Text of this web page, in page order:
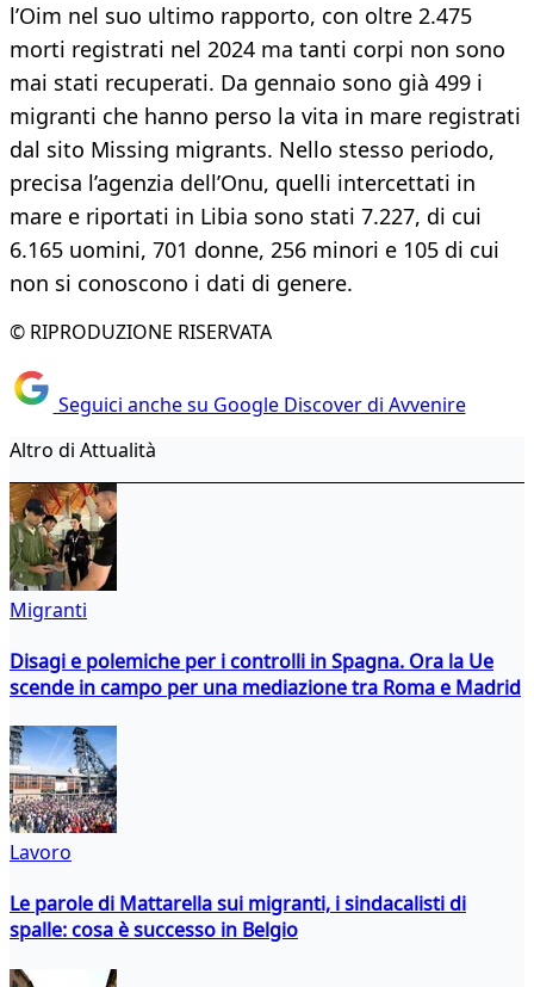
l’Oim nel suo ultimo rapporto, con oltre 2.475
morti registrati nel 2024 ma tanti corpi non sono
mai stati recuperati. Da gennaio sono già 499 i
migranti che hanno perso la vita in mare registrati
dal sito Missing migrants. Nello stesso periodo,
precisa l’agenzia dell’Onu, quelli intercettati in
mare e riportati in Libia sono stati 7.227, di cui
6.165 uomini, 701 donne, 256 minori e 105 di cui
non si conoscono i dati di genere.
© RIPRODUZIONE RISERVATA
Seguici anche su Google Discover di Avvenire
Altro di Attualità
Migranti
Disagi e polemiche per i controlli in Spagna. Ora la Ue
scende in campo per una mediazione tra Roma e Madrid
Lavoro
Le parole di Mattarella sui migranti, i sindacalisti di
spalle: cosa è successo in Belgio